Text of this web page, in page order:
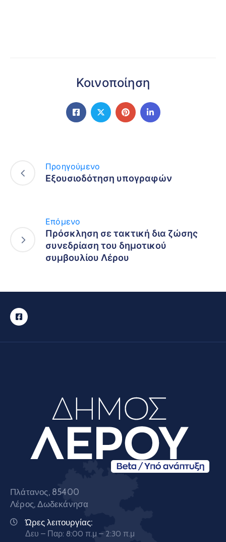
Κοινοποίηση
Προηγούμενο
Εξουσιοδότηση υπογραφών
Επόμενο
Πρόσκληση σε τακτική δια ζώσης
συνεδρίαση του δημοτικού
συμβουλίου Λέρου
Πλάτανος, 85400
Λέρος, Δωδεκάνησα
Ώρες λειτουργίας:
Δευ – Παρ: 8:00 π.μ – 2:30 π.μ